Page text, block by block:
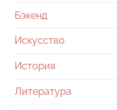
Бэкенд
Искусство
История
Литература